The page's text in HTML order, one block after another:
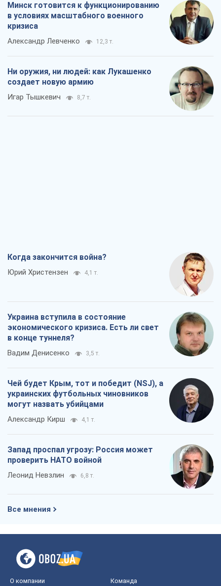
Минск готовится к функционированию
в условиях масштабного военного
кризиса
Александр Левченко 12,3 т.
Ни оружия, ни людей: как Лукашенко
создает новую армию
Игар Тышкевич 8,7 т.
Когда закончится война?
Юрий Христензен 4,1 т.
Украина вступила в состояние
экономического кризиса. Есть ли свет
в конце туннеля?
Вадим Денисенко 3,5 т.
Чей будет Крым, тот и победит (NSJ), а
украинских футбольных чиновников
могут назвать убийцами
Александр Кирш 4,1 т.
Запад проспал угрозу: Россия может
проверить НАТО войной
Леонид Невзлин 6,8 т.
Все мнения
О компании Команда